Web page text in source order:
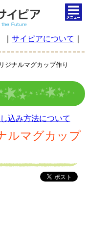
サイピアについて
ジナルマグカップ作り
込み方法について
ルマグカップ